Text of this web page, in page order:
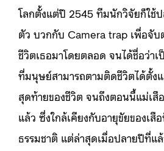
โลกตั้งแต่ปี 2545 ทีมนักวิจัยก็ใช้
ตัว บวกกับ Camera trap เพื่อจับ
ชีวิตเธอมาโดยตลอด จนได้ชื่อว่าเ
ที่มนุษย์สามารถตามติดชีวิตได้ตั้งแ
สุดท้ายของชีวิต จนถึงตอนนี้แม่เสื
แล้ว ซึ่งใกล้เคียงกับอายุขัยของเสื
ธรรมชาติ แต่ล่าสุดเมื่อปลายปีที่แ